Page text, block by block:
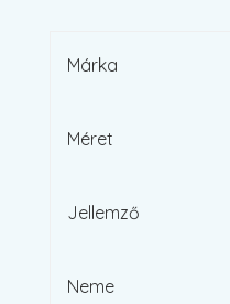
Márka
Méret
Jellemző
Neme